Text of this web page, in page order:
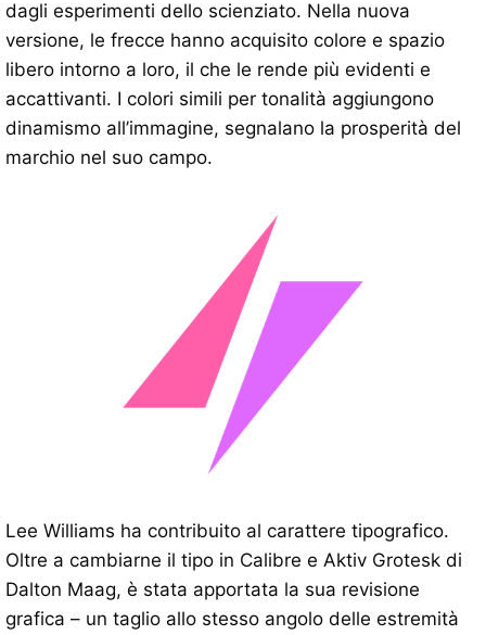
dagli esperimenti dello scienziato. Nella nuova
versione, le frecce hanno acquisito colore e spazio
libero intorno a loro, il che le rende più evidenti e
accattivanti. I colori simili per tonalità aggiungono
dinamismo all’immagine, segnalano la prosperità del
marchio nel suo campo.
Lee Williams ha contribuito al carattere tipografico.
Oltre a cambiarne il tipo in Calibre e Aktiv Grotesk di
Dalton Maag, è stata apportata la sua revisione
grafica – un taglio allo stesso angolo delle estremità